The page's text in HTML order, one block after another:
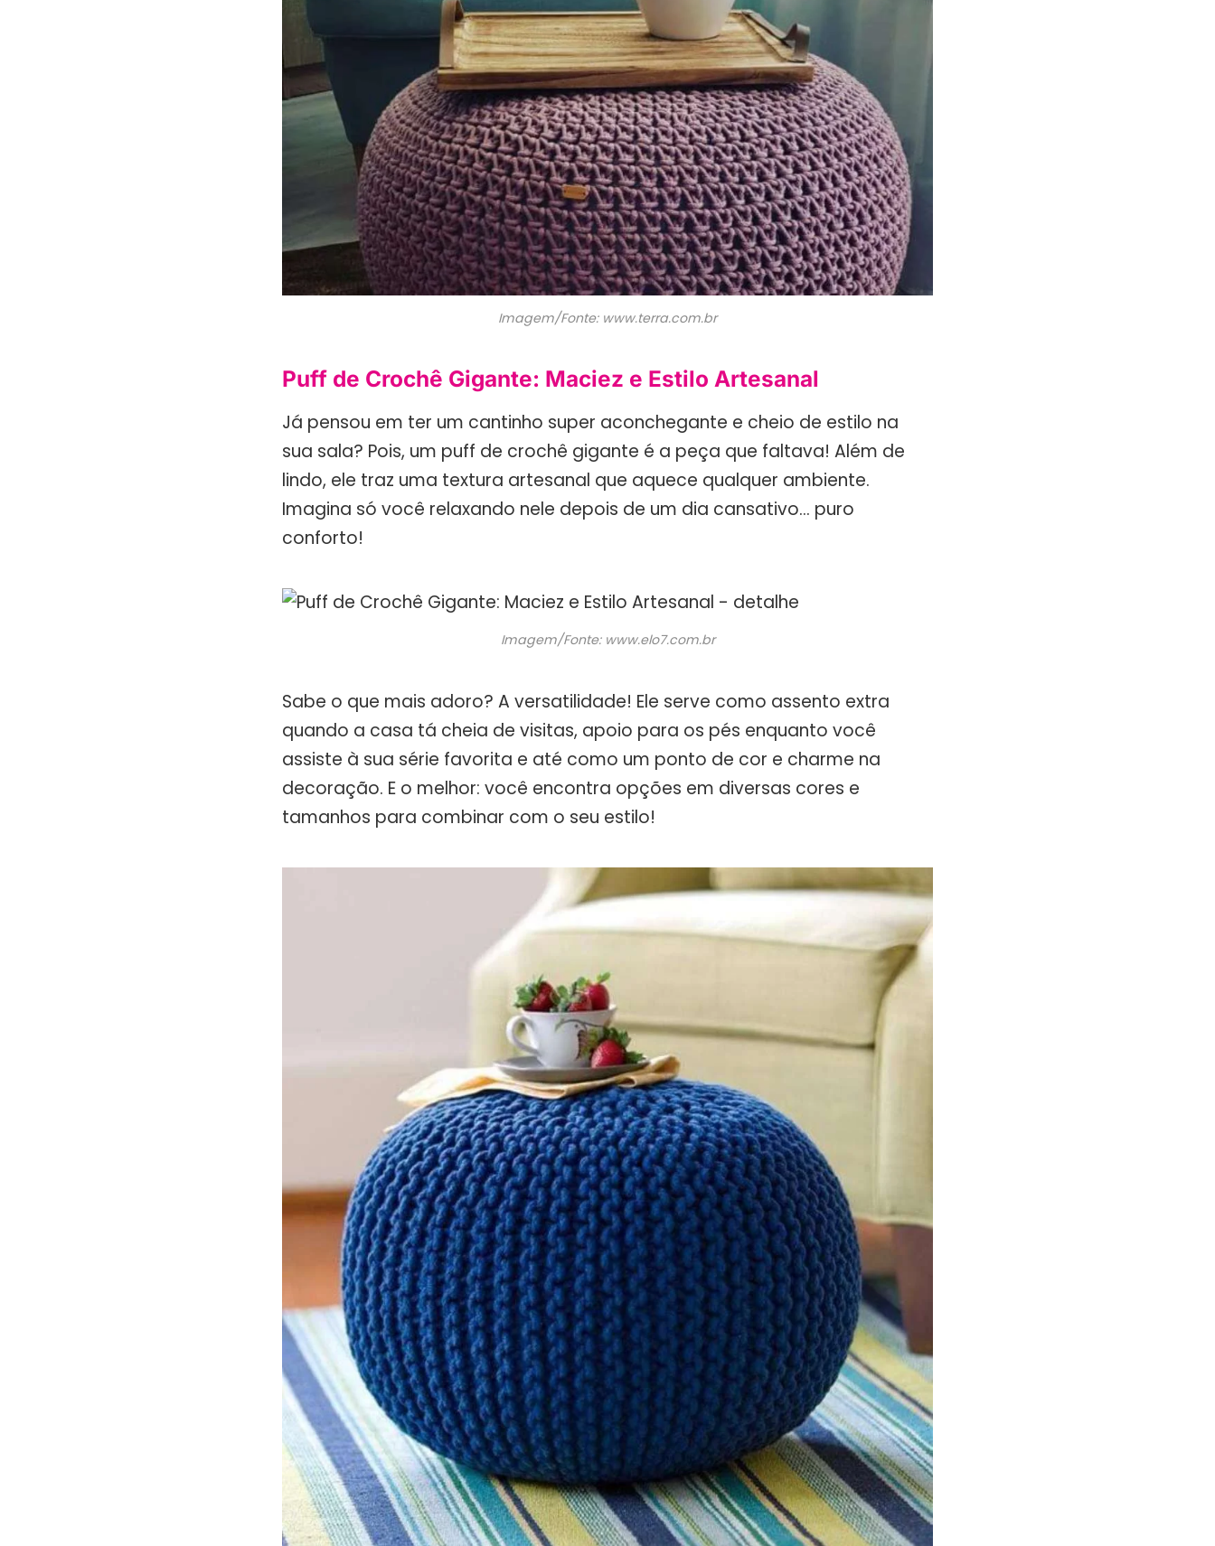
Imagem/Fonte: www.terra.com.br
Puff de Crochê Gigante: Maciez e Estilo Artesanal
Já pensou em ter um cantinho super aconchegante e cheio de estilo na
sua sala? Pois, um puff de crochê gigante é a peça que faltava! Além de
lindo, ele traz uma textura artesanal que aquece qualquer ambiente.
Imagina só você relaxando nele depois de um dia cansativo… puro
conforto!
Imagem/Fonte: www.elo7.com.br
Sabe o que mais adoro? A versatilidade! Ele serve como assento extra
quando a casa tá cheia de visitas, apoio para os pés enquanto você
assiste à sua série favorita e até como um ponto de cor e charme na
decoração. E o melhor: você encontra opções em diversas cores e
tamanhos para combinar com o seu estilo!